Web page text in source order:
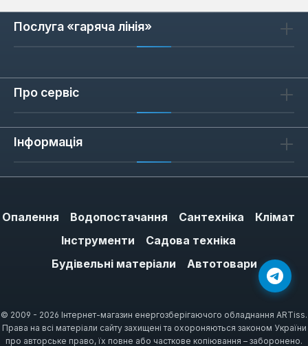
Послуга «гаряча лінія»
Про сервіс
Інформація
Опалення Водопостачання Сантехніка
Клімат
Інструменти
Садова техніка
Будівельні матеріали
Автотовари
© 2009 - 2026 Інтернет-магазин енергозберігаючого обладнання ARTiss.
Права на всі матеріали сайту захищені та охороняються законом України
про авторське право, їх повне або часткове копіювання – заборонено.